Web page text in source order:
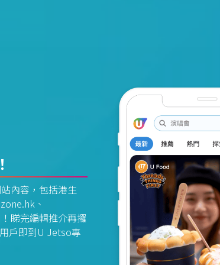
內容，包括港生
、
睇完編輯推介再攞
戶即到U Jetso專